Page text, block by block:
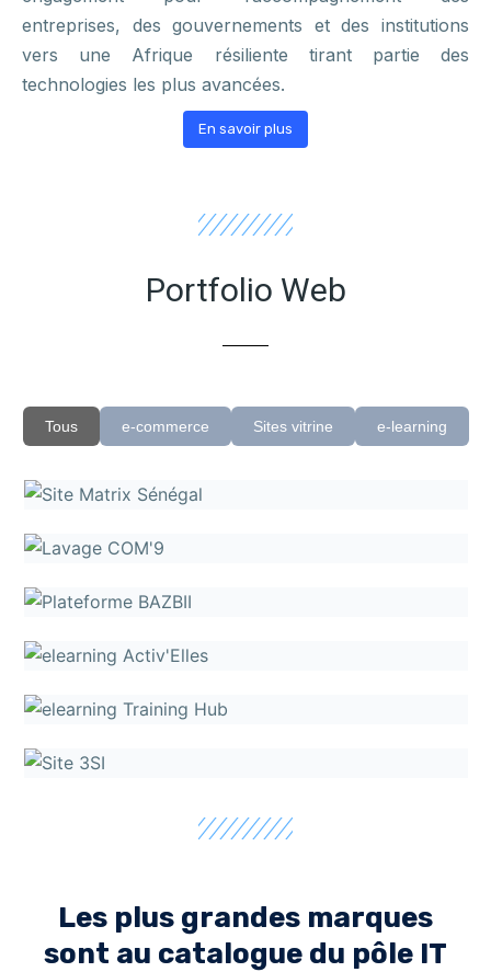
entreprises, des gouvernements et des institutions
vers une Afrique résiliente tirant partie des
technologies les plus avancées.
En savoir plus
Portfolio Web
Tous e-commerce Sites vitrine e-learning
Les plus grandes marques
sont au catalogue du pôle IT